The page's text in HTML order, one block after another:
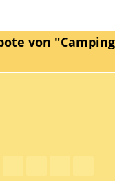
von